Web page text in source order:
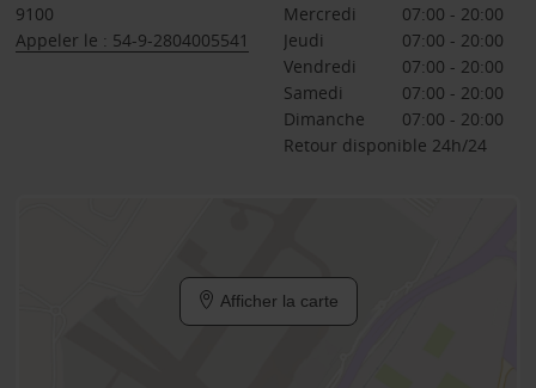
9100
Appeler le : 54-9-2804005541
Mercredi
07:00 - 20:00
Jeudi
07:00 - 20:00
Vendredi
07:00 - 20:00
Samedi
07:00 - 20:00
Dimanche
07:00 - 20:00
Retour disponible 24h/24
Afficher la carte